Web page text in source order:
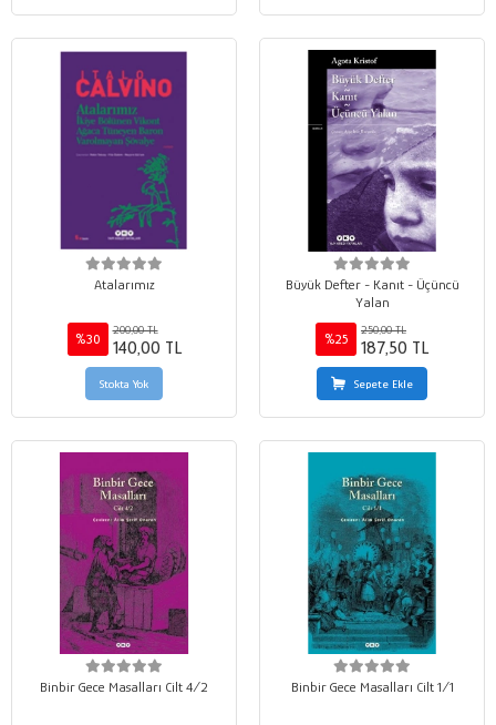
Atalarımız
%30
200,00 TL
140,00 TL
Stokta Yok
Büyük Defter - Kanıt - Üçüncü
Yalan
%25
250,00 TL
187,50 TL
Sepete Ekle
Binbir Gece Masalları Cilt 4/2 Binbir Gece Masalları Cilt 1/1